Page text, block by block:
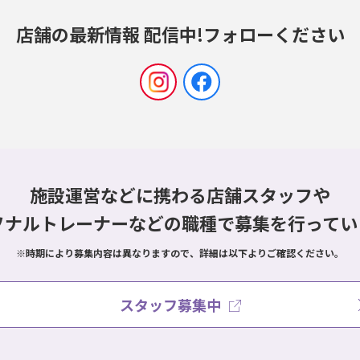
店舗の最新情報 配信中!フォローください
施設運営などに携わる店舗スタッフや
ルトレーナーなどの職種で募集を行って
※時期により募集内容は異なりますので、詳細は以下よりご確認ください。
スタッフ募集中